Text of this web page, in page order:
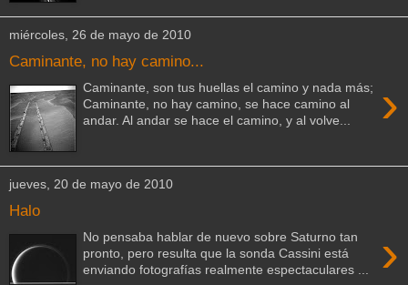
miércoles, 26 de mayo de 2010
Caminante, no hay camino...
›
Caminante, son tus huellas el camino y nada más;
Caminante, no hay camino, se hace camino al
andar. Al andar se hace el camino, y al volve...
jueves, 20 de mayo de 2010
Halo
›
No pensaba hablar de nuevo sobre Saturno tan
pronto, pero resulta que la sonda Cassini está
enviando fotografías realmente espectaculares ...